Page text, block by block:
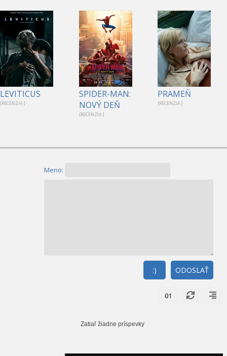
LEVITICUS
[RECENZIA ]
1
SPIDER-MAN:
NOVÝ DEŇ
[RECENZIA ]
PRAMEŇ
[RECENZIA ]
Meno:
ODOSLAŤ
:)
01
Zatiaľ žiadne príspevky